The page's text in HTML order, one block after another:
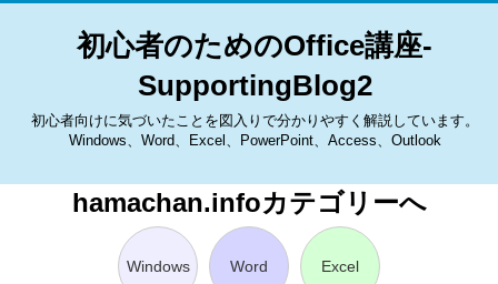
初心者のためのOffice講座-
SupportingBlog2
初心者向けに気づいたことを図入りで分かりやすく解説しています。
Windows、Word、Excel、PowerPoint、Access、Outlook
hamachan.infoカテゴリーへ
Windows Word Excel